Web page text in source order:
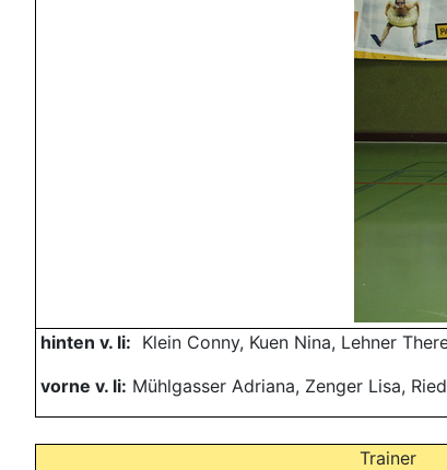
hinten v. li: Klein Conny, Kuen Nina, Lehner
vorne v. li: Mühlgasser Adriana, Zenger Lisa,
Trainer